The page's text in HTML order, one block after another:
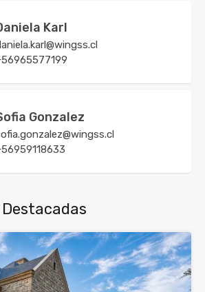
Karl
Gonzalez